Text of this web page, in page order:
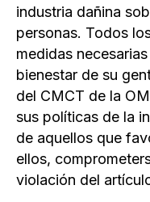
industria dañina
personas. Todos
medidas
bienestar de su
del CMCT de la
sus políticas de la
de aquellos que
ellos,
violación del